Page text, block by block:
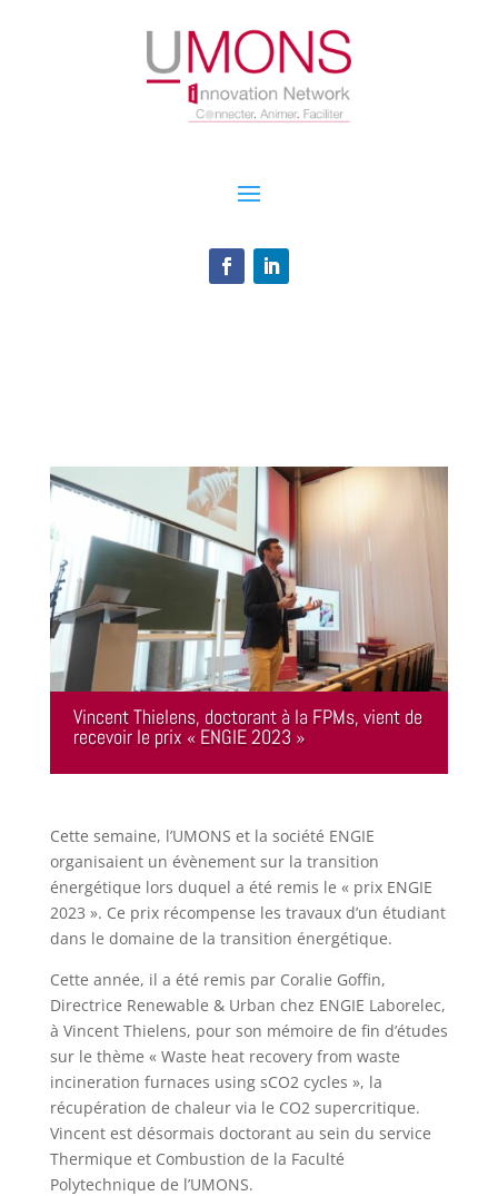
Vincent Thielens, doctorant à la FPMs, vient de
recevoir le prix « ENGIE 2023 »
Cette semaine, l’UMONS et la société ENGIE
organisaient un évènement sur la transition
énergétique lors duquel a été remis le « prix ENGIE
2023 ». Ce prix récompense les travaux d’un étudiant
dans le domaine de la transition énergétique.
Cette année, il a été remis par Coralie Goffin,
Directrice Renewable & Urban chez ENGIE Laborelec,
à Vincent Thielens, pour son mémoire de fin d’études
sur le thème « Waste heat recovery from waste
incineration furnaces using sCO2 cycles », la
récupération de chaleur via le CO2 supercritique.
Vincent est désormais doctorant au sein du service
Thermique et Combustion de la Faculté
Polytechnique de l’UMONS.